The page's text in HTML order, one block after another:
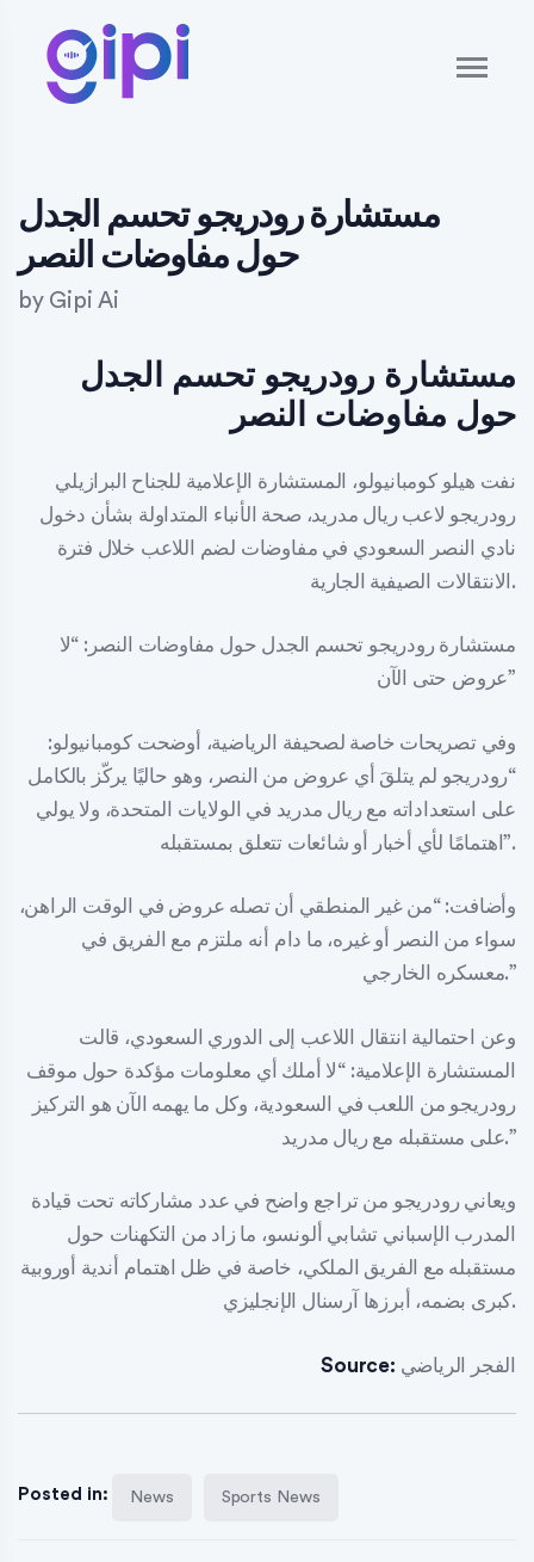
مستشارة رودريجو تحسم الجدل
حول مفاوضات النصر
by Gipi Ai
مستشارة رودريجو تحسم الجدل
حول مفاوضات النصر
نفت هيلو كومبانيولو، المستشارة الإعلامية للجناح البرازيلي
رودريجو لاعب ريال مدريد، صحة الأنباء المتداولة بشأن دخول
نادي النصر السعودي في مفاوضات لضم اللاعب خلال فترة
الانتقالات الصيفية الجارية.
مستشارة رودريجو تحسم الجدل حول مفاوضات النصر: “لا
عروض حتى الآن”
وفي تصريحات خاصة لصحيفة الرياضية، أوضحت كومبانيولو:
“رودريجو لم يتلقَ أي عروض من النصر، وهو حاليًا يركّز بالكامل
على استعداداته مع ريال مدريد في الولايات المتحدة، ولا يولي
اهتمامًا لأي أخبار أو شائعات تتعلق بمستقبله”.
وأضافت: “من غير المنطقي أن تصله عروض في الوقت الراهن،
سواء من النصر أو غيره، ما دام أنه ملتزم مع الفريق في
معسكره الخارجي.”
وعن احتمالية انتقال اللاعب إلى الدوري السعودي، قالت
المستشارة الإعلامية: “لا أملك أي معلومات مؤكدة حول موقف
رودريجو من اللعب في السعودية، وكل ما يهمه الآن هو التركيز
على مستقبله مع ريال مدريد.”
ويعاني رودريجو من تراجع واضح في عدد مشاركاته تحت قيادة
المدرب الإسباني تشابي ألونسو، ما زاد من التكهنات حول
مستقبله مع الفريق الملكي، خاصة في ظل اهتمام أندية أوروبية
كبرى بضمه، أبرزها آرسنال الإنجليزي.
Source: الفجر الرياضي
Posted in: News Sports News